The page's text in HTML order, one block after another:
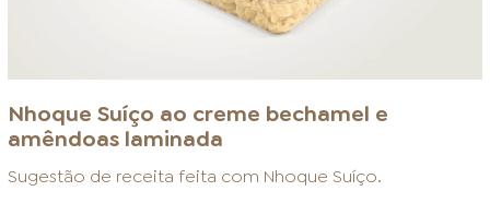
Nhoque Suíço ao creme bechamel e
amêndoas laminada
Sugestão de receita feita com Nhoque Suíço.